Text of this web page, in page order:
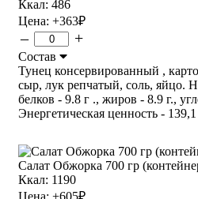
Ккал: 486
Цена: +363₽
– +
Состав
Тунец консервированный ,
сыр, лук репчатый, соль, яйцо.
белков - 9.8 г ., жиров - 8.9 г.,
Энергетическая ценность -
Салат Обжорка 700 гр
Ккал: 1190
Цена: +605₽